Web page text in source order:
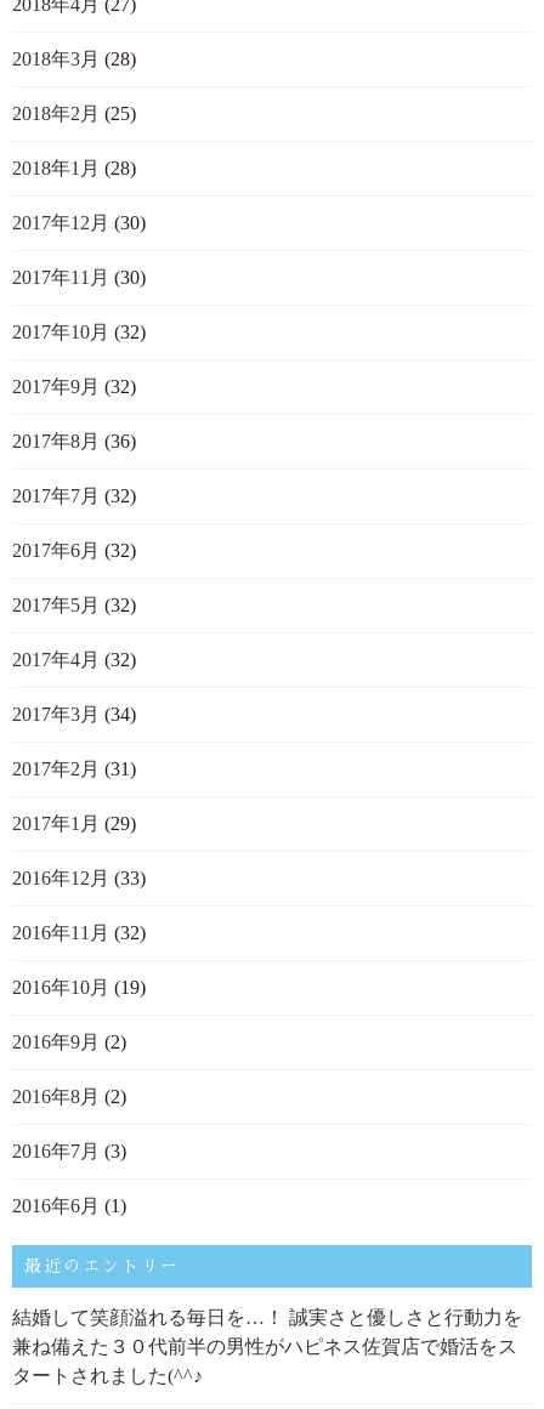
2018年4月 (27)
2018年3月 (28)
2018年2月 (25)
2018年1月 (28)
2017年12月 (30)
2017年11月 (30)
2017年10月 (32)
2017年9月 (32)
2017年8月 (36)
2017年7月 (32)
2017年6月 (32)
2017年5月 (32)
2017年4月 (32)
2017年3月 (34)
2017年2月 (31)
2017年1月 (29)
2016年12月 (33)
2016年11月 (32)
2016年10月 (19)
2016年9月 (2)
2016年8月 (2)
2016年7月 (3)
2016年6月 (1)
最近のエントリー
結婚して笑顔溢れる毎日を…！ 誠実さと優しさと行動力を
兼ね備えた３０代前半の男性がハピネス佐賀店で婚活をス
タートされました(^^♪